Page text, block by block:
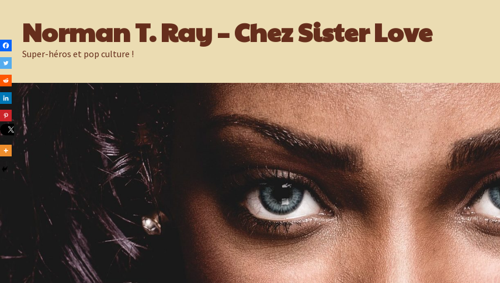
contenuNorman T. Ray – Chez Sister Love
Super-héros et pop culture !